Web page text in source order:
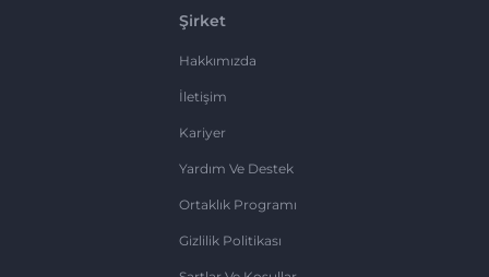
Şirket
Hakkımızda
İletişim
Kariyer
Yardım Ve Destek
Ortaklık Programı
Gizlilik Politikası